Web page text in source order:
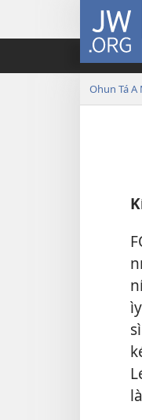
JW.ORG
Ohun Tá A